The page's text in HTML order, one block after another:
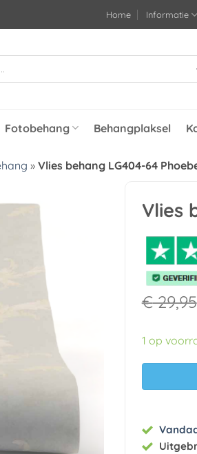
Home Informatie
Fotobehang Behangplaksel
» Vlies behang LG404-64
verlanglijst
Vlies
€29,95
1 op